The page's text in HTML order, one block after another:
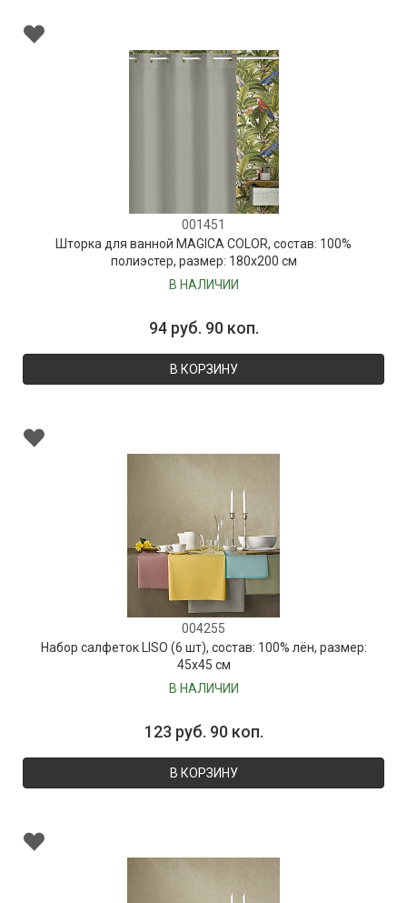
001451
Шторка для ванной MAGICA COLOR, состав: 100%
полиэстер, размер: 180х200 см
В НАЛИЧИИ
94 руб. 90 коп.
В КОРЗИНУ
004255
Набор салфеток LISO (6 шт), состав: 100% лён, размер:
45х45 см
В НАЛИЧИИ
123 руб. 90 коп.
В КОРЗИНУ